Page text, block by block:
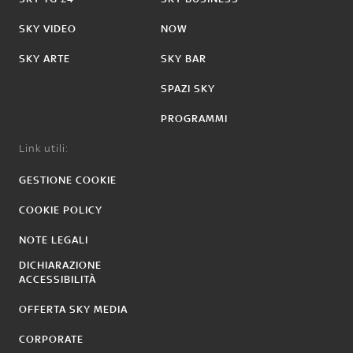
SKY VIDEO
SKY ARTE
NOW
SKY BAR
SPAZI SKY
PROGRAMMI
Link utili:
GESTIONE COOKIE
COOKIE POLICY
NOTE LEGALI
DICHIARAZIONE
ACCESSIBILITÀ
OFFERTA SKY MEDIA
CORPORATE